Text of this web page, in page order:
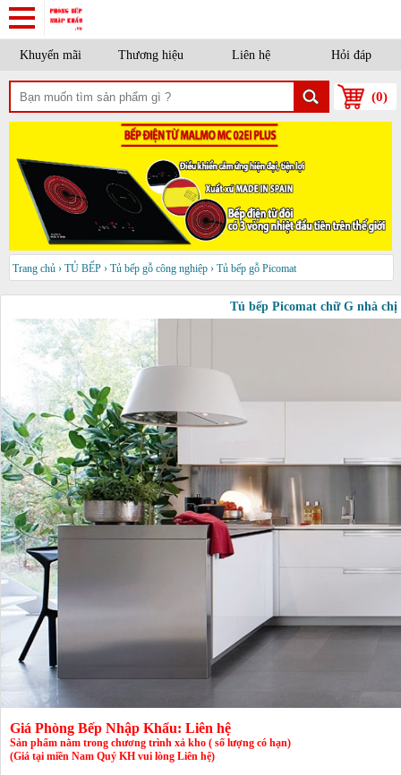
Khuyến mãi Thương hiệu Liên hệ Hỏi đáp
(0)
Trang chủ › TỦ BẾP › Tủ bếp gỗ công nghiệp › Tủ bếp gỗ Picomat
Tủ bếp Picomat chữ G nhà
Giá Phòng Bếp Nhập Khẩu: Liên hệ
Sản phẩm nằm trong chương trình xả kho ( số lượng có hạn)
(Giá tại miền Nam Quý KH vui lòng Liên hệ)